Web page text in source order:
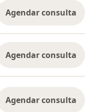
Agendar consulta
Agendar consulta
Agendar consulta